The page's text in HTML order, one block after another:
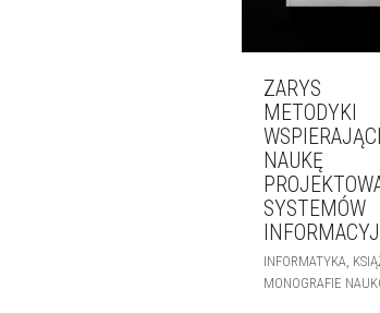
ZARYS
METODYKI
NAUKĘ
SYSTEMÓW
INFORMATYKA
MONOGRAFIE